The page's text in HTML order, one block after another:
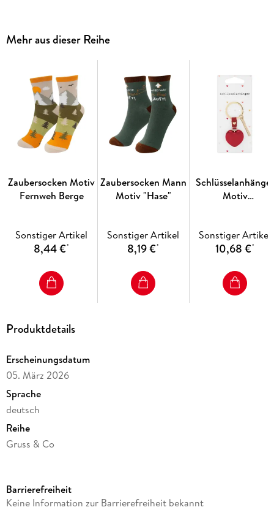
Mehr aus dieser Reihe
Zaubersocken Motiv
Fernweh Berge
Sonstiger Artikel
8,44 €*
Zaubersocken Mann
Motiv "Hase"
Sonstiger Artikel
8,19 €*
Schlüsselanhänger
Motiv
Sonstiger Artikel
10,68 €*
Produktdetails
Erscheinungsdatum
05. März 2026
Sprache
deutsch
Reihe
Gruss & Co
Produktart
Barrierefreiheit
Keine Information zur Barrierefreiheit bekannt